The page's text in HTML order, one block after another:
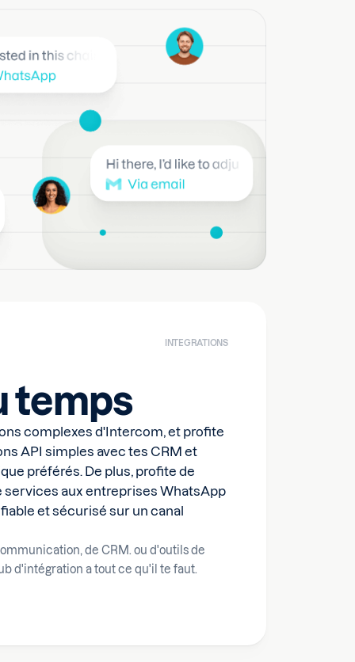
INTEGRATIONS
temps
complexes d'Intercom, et profite
API simples avec tes CRM et
préférés. De plus, profite de
aux entreprises WhatsApp
et sécurisé sur un canal
de CRM. ou d'outils de
d'intégration a tout ce qu'il te faut.